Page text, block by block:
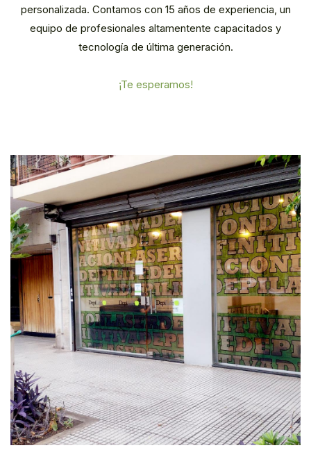
personalizada. Contamos con 15 años de experiencia, un
equipo de profesionales altamentente capacitados y
tecnología de última generación.
¡Te esperamos!